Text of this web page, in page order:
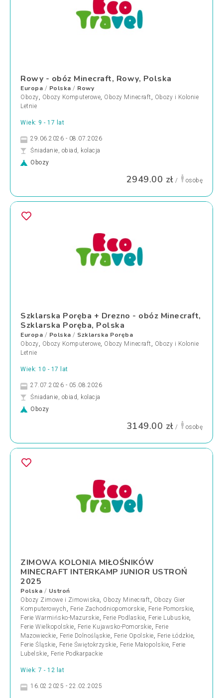
Rowy - obóz Minecraft, Rowy, Polska
Europa / Polska / Rowy
Obozy, Obozy Komputerowe, Obozy Minecraft, Obozy i Kolonie
Letnie
Wiek: 9 - 17 lat
29.06.2026 - 08.07.2026
Śniadanie, obiad, kolacja
Obozy
2949.00 zł / osobę
Szklarska Poręba + Drezno - obóz Minecraft,
Szklarska Poręba, Polska
Europa / Polska / Szklarska Poręba
Obozy, Obozy Komputerowe, Obozy Minecraft, Obozy i Kolonie
Letnie
Wiek: 10 - 17 lat
27.07.2026 - 05.08.2026
Śniadanie, obiad, kolacja
Obozy
3149.00 zł / osobę
ZIMOWA KOLONIA MIŁOŚNIKÓW
MINECRAFT INTERKAMP JUNIOR USTROŃ
2025
Polska / Ustroń
Obozy Zimowe i Zimowiska, Obozy Minecraft, Obozy Gier
Komputerowych , Ferie Zachodniopomorskie, Ferie Pomorskie,
Ferie Warmińsko-Mazurskie, Ferie Podlaskie, Ferie Lubuskie,
Ferie Wielkopolskie, Ferie Kujawsko-Pomorskie, Ferie
Mazowieckie, Ferie Dolnośląskie, Ferie Opolskie, Ferie Łódzkie,
Ferie Śląskie, Ferie Świętokrzyskie, Ferie Małopolskie, Ferie
Lubelskie, Ferie Podkarpackie
Wiek: 7 - 12 lat
16.02.2025 - 22.02.2025